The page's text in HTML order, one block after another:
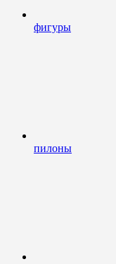
фигуры
пилоны